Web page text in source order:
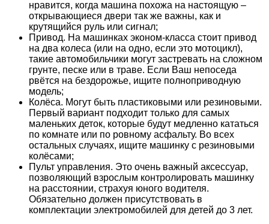
нравится, когда машина похожа на настоящую –
открывающиеся двери так же важны, как и
крутящийся руль или сигнал;
Привод. На машинках эконом-класса стоит привод
на два колеса (или на одно, если это мотоцикл),
такие автомобильчики могут застревать на сложном
грунте, песке или в траве. Если Ваш непоседа
рвётся на бездорожье, ищите полноприводную
модель;
Колёса. Могут быть пластиковыми или резиновыми.
Первый вариант подходит только для самых
маленьких деток, которые будут медленно кататься
по комнате или по ровному асфальту. Во всех
остальных случаях, ищите машинку с резиновыми
колёсами;
Пульт управления. Это очень важный аксессуар,
позволяющий взрослым контролировать машинку
на расстоянии, страхуя юного водителя.
Обязательно должен присутствовать в
комплектации электромобилей для детей до 3 лет.